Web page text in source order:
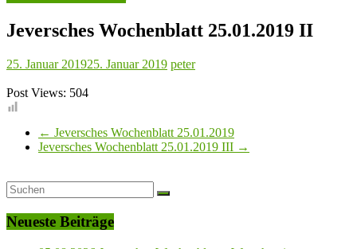
Jeversches Wochenblatt 25.01.2019 II
25. Januar 201925. Januar 2019 peter
Post Views: 504
← Jeversches Wochenblatt 25.01.2019
Jeversches Wochenblatt 25.01.2019 III →
Neueste Beiträge